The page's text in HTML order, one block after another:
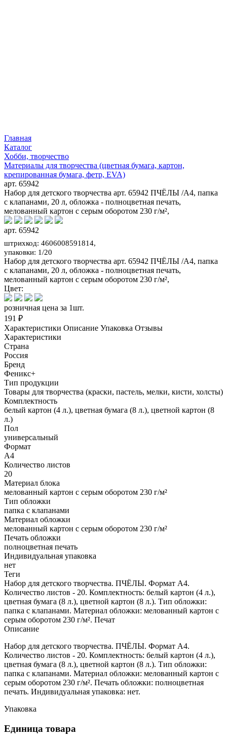
Главная
Каталог
Хобби, творчество
Материалы для творчества (цветная бумага, картон,
крепированная бумага, фетр, EVA)
арт. 65942
Набор для детского творчества арт. 65942 ПЧЁЛЫ /А4, папка
с клапанами, 20 л, обложка - полноцветная печать,
мелованный картон с серым оборотом 230 г/м²,
арт. 65942
штрихкод: 4606008591814,
упаковки: 1/20
Набор для детского творчества арт. 65942 ПЧЁЛЫ /А4, папка
с клапанами, 20 л, обложка - полноцветная печать,
мелованный картон с серым оборотом 230 г/м²,
Цвет:
розничная цена за 1шт.
191 ₽
Характеристики Описание Упаковка Отзывы
Характеристики
Страна
Россия
Бренд
Феникс+
Тип продукции
Товары для творчества (краски, пастель, мелки, кисти, холсты)
Комплектность
белый картон (4 л.), цветная бумага (8 л.), цветной картон (8
л.)
Пол
универсальный
Формат
А4
Количество листов
20
Материал блока
мелованный картон с серым оборотом 230 г/м²
Тип обложки
папка с клапанами
Материал обложки
мелованный картон с серым оборотом 230 г/м²
Печать обложки
полноцветная печать
Индивидуальная упаковка
нет
Теги
Набор для детского творчества. ПЧЁЛЫ. Формат А4.
Количество листов - 20. Комплектность: белый картон (4 л.),
цветная бумага (8 л.), цветной картон (8 л.). Тип обложки:
папка с клапанами. Материал обложки: мелованный картон с
серым оборотом 230 г/м². Печат
Описание
Набор для детского творчества. ПЧЁЛЫ. Формат А4.
Количество листов - 20. Комплектность: белый картон (4 л.),
цветная бумага (8 л.), цветной картон (8 л.). Тип обложки:
папка с клапанами. Материал обложки: мелованный картон с
серым оборотом 230 г/м². Печать обложки: полноцветная
печать. Индивидуальная упаковка: нет.
Упаковка
Единица товара